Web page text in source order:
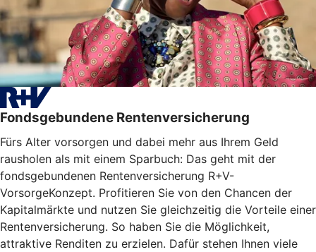
Fondsgebundene Rentenversicherung
Fürs Alter vorsorgen und dabei mehr aus Ihrem Geld
rausholen als mit einem Sparbuch: Das geht mit der
fondsgebundenen Rentenversicherung R+V-
VorsorgeKonzept. Profitieren Sie von den Chancen der
Kapitalmärkte und nutzen Sie gleichzeitig die Vorteile einer
Rentenversicherung. So haben Sie die Möglichkeit,
attraktive Renditen zu erzielen. Dafür stehen Ihnen viele